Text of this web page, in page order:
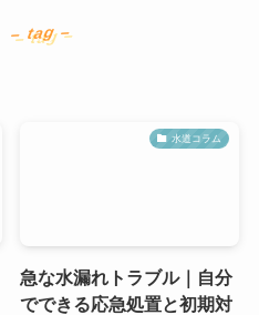
– tag –
水道コラム
急な水漏れトラブル｜自分
でできる応急処置と初期対